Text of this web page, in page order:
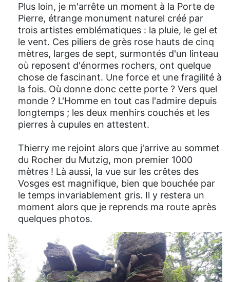
Plus loin, je m'arrête un moment à la Porte de
Pierre, étrange monument naturel créé par
trois artistes emblématiques : la pluie, le gel et
le vent. Ces piliers de grès rose hauts de cinq
mètres, larges de sept, surmontés d'un linteau
où reposent d'énormes rochers, ont quelque
chose de fascinant. Une force et une fragilité à
la fois. Où donne donc cette porte ? Vers quel
monde ? L'Homme en tout cas l'admire depuis
longtemps ; les deux menhirs couchés et les
pierres à cupules en attestent.
Thierry me rejoint alors que j'arrive au sommet
du Rocher du Mutzig, mon premier 1000
mètres ! Là aussi, la vue sur les crêtes des
Vosges est magnifique, bien que bouchée par
le temps invariablement gris. Il y restera un
moment alors que je reprends ma route après
quelques photos.